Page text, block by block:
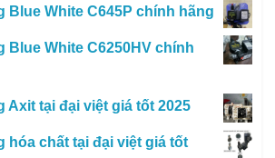
Blue White C645P chính hãng
Blue White C6250HV chính
Axit tại đại việt giá tốt 2025
hóa chất tại đại việt giá tốt